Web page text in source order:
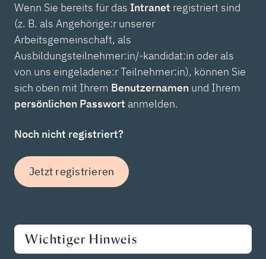
Wenn Sie bereits für das Intranet registriert sind
(z. B. als Angehörige:r unserer
Arbeitsgemeinschaft, als
Ausbildungsteilnehmer:in/-kandidat:in oder als
von uns eingeladene:r Teilnehmer:in), können Sie
sich oben mit Ihrem Benutzernamen und Ihrem
persönlichen Passwort anmelden.
Noch nicht registriert?
Jetzt registrieren
Wichtiger Hinweis